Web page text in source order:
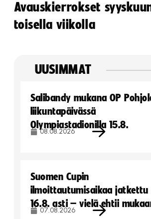
Avauskierrokset
toisella viikolla
UUSIMMAT
Salibandy mukana OP
liikuntapäivässä
Olympiastadionilla 15.8.
08.08.2026
Suomen Cupin
ilmoittautumisaikaa jatkettu
16.8. asti – vielä ehtii
07.08.2026